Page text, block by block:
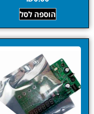
הוספה לסל